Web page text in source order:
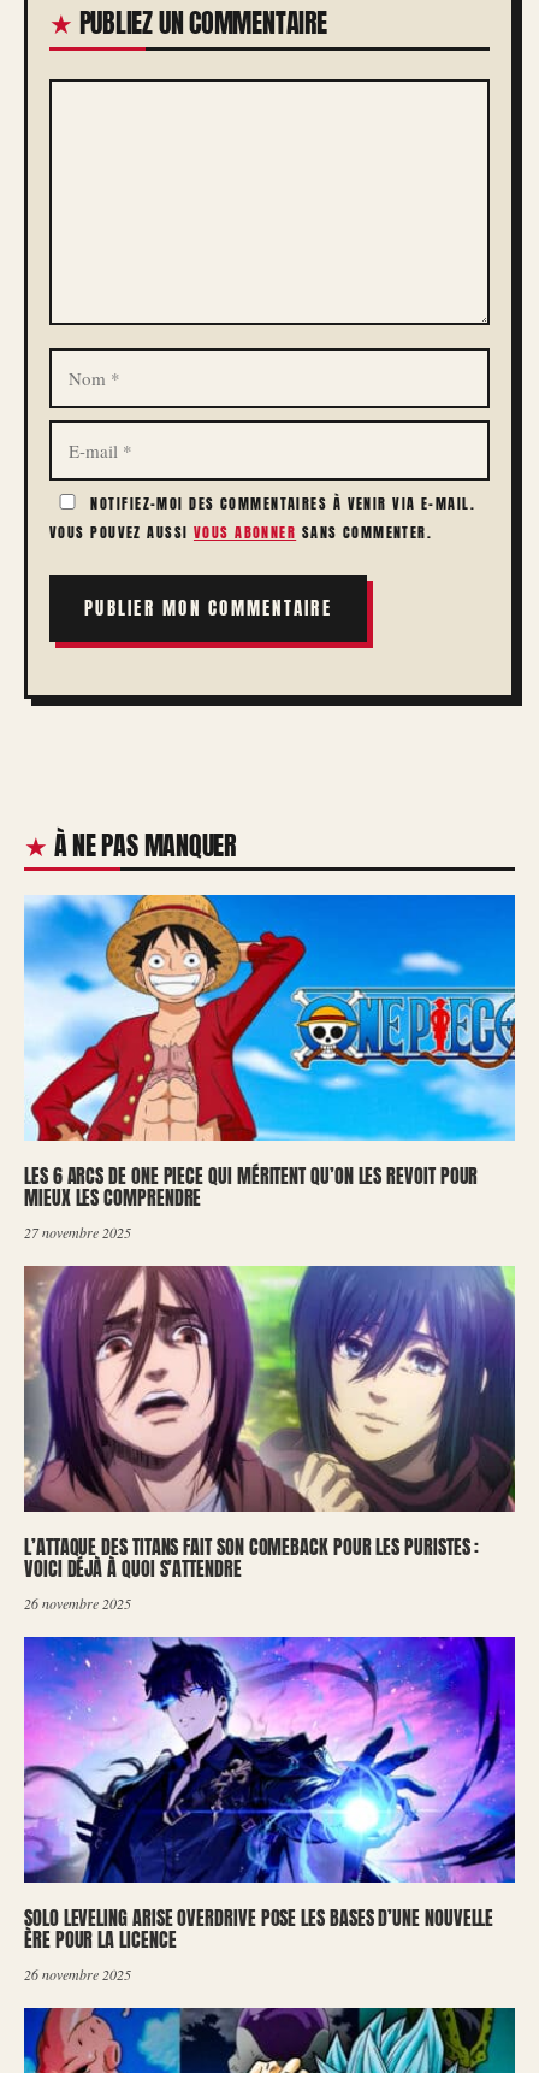
PUBLIEZ UN COMMENTAIRE
COMMENTAIRE
NOM
E-
MAIL
NOTIFIEZ-MOI DES COMMENTAIRES À VENIR VIA E-MAIL.
VOUS POUVEZ AUSSI VOUS ABONNER SANS COMMENTER.
À NE PAS MANQUER
LES 6 ARCS DE ONE PIECE QUI MÉRITENT QU’ON LES REVOIT POUR
MIEUX LES COMPRENDRE
27 novembre 2025
L’ATTAQUE DES TITANS FAIT SON COMEBACK POUR LES PURISTES :
VOICI DÉJÀ À QUOI S’ATTENDRE
26 novembre 2025
SOLO LEVELING ARISE OVERDRIVE POSE LES BASES D’UNE NOUVELLE
ÈRE POUR LA LICENCE
26 novembre 2025